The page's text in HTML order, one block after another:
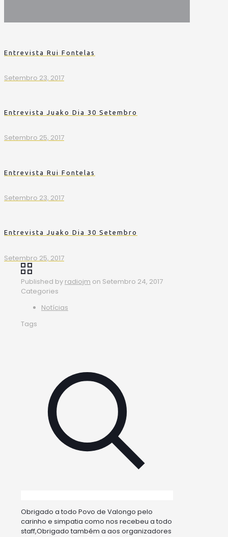
Entrevista Rui Fontelas
Setembro 23, 2017
Entrevista Juako Dia 30 Setembro
Setembro 25, 2017
Entrevista Rui Fontelas
Setembro 23, 2017
Entrevista Juako Dia 30 Setembro
Setembro 25, 2017
Published by radiojm on Setembro 24, 2017
Categories
Notícias
Tags
Obrigado a todo Povo de Valongo pelo
carinho e simpatia como nos recebeu a todo
staff,Obrigado também a aos organizadores